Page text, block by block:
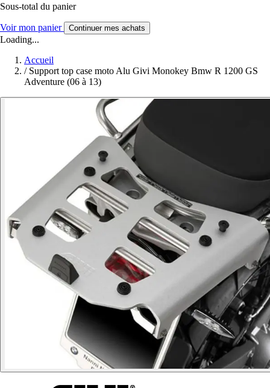
Sous-total du panier
Voir mon panier Continuer mes achats
Loading...
Accueil
/ Support top case moto Alu Givi Monokey Bmw R 1200 GS
Adventure (06 à 13)